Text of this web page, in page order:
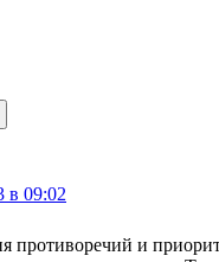
в 09:02
противоречий и